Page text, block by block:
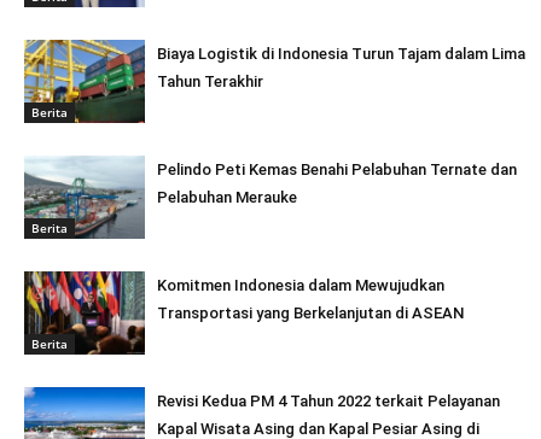
Berita
Biaya Logistik di Indonesia Turun Tajam dalam Lima
Tahun Terakhir
Berita
Pelindo Peti Kemas Benahi Pelabuhan Ternate dan
Pelabuhan Merauke
Berita
Komitmen Indonesia dalam Mewujudkan
Transportasi yang Berkelanjutan di ASEAN
Revisi Kedua PM 4 Tahun 2022 terkait Pelayanan
Kapal Wisata Asing dan Kapal Pesiar Asing di